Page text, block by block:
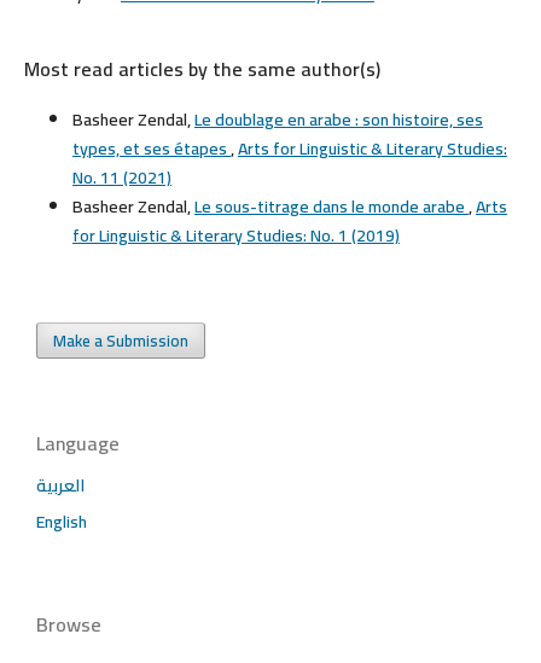
Most read articles by the same author(s)
Basheer Zendal,Le doublage en arabe : son histoire, ses
types, et ses étapes,Arts for Linguistic & Literary Studies:
No. 11 (2021)
Basheer Zendal,Le sous-titrage dans le monde arabe,Arts
for Linguistic & Literary Studies: No. 1 (2019)
Make a Submission
Language
العربية
English
Browse